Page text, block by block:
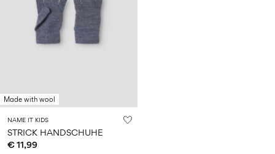
Made with wool
NAME IT KIDS
STRICK HANDSCHUHE
€ 11,99